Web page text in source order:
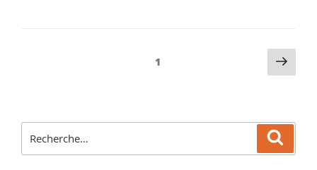
1 Page
pour